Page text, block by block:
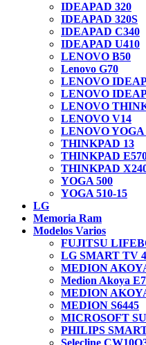
IDEAPAD 320
IDEAPAD 320S
IDEAPAD C340
IDEAPAD U410
LENOVO B50
Lenovo G70
LENOVO
LENOVO
LENOVO
LENOVO V14
LENOVO YOGA
THINKPAD 13
THINKPAD
THINKPAD
YOGA 500
YOGA 510-15
LG
Memoria Ram
Modelos Varios
FUJITSU
LG SMART TV
MEDION
Medion Akoya
MEDION
MEDION S6445
MICROSOFT
PHILIPS